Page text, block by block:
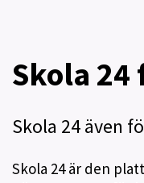
Skola
Skola 24 även
Skola 24 är den